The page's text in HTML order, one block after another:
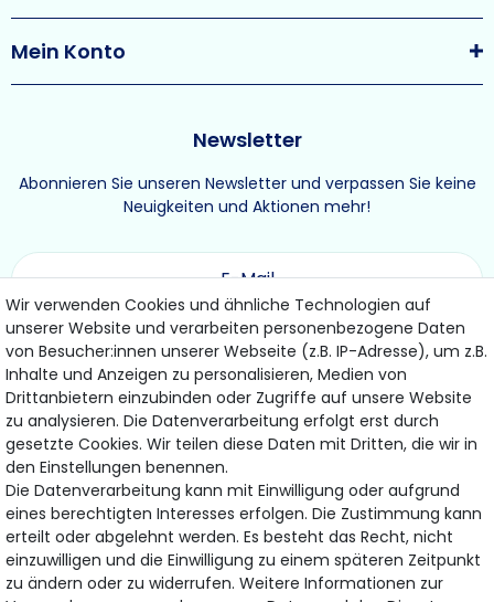
Newsletter
Abonnieren Sie unseren Newsletter und verpassen Sie keine
Neuigkeiten und Aktionen mehr!
ABONNIEREN
Hiermit bestätige ich, dass ich die Daten­schutz­erklärunggelesen habe.
Meine Einwilligung kann ich jederzeit widerrufen.
Mein Konto
Bezahlung & Versand
Wir bieten Ihnen viele Möglichkeiten einer sicheren
Wir verwenden Cookies und ähnliche Technologien auf
unserer Website und verarbeiten personenbezogene Daten
von Besucher:innen unserer Webseite (z.B. IP-Adresse), um z.B.
Inhalte und Anzeigen zu personalisieren, Medien von
Drittanbietern einzubinden oder Zugriffe auf unsere Website
zu analysieren. Die Datenverarbeitung erfolgt erst durch
gesetzte Cookies. Wir teilen diese Daten mit Dritten, die wir in
den Einstellungen benennen.
Die Datenverarbeitung kann mit Einwilligung oder aufgrund
eines berechtigten Interesses erfolgen. Die Zustimmung kann
erteilt oder abgelehnt werden. Es besteht das Recht, nicht
einzuwilligen und die Einwilligung zu einem späteren Zeitpunkt
zu ändern oder zu widerrufen. Weitere Informationen zur